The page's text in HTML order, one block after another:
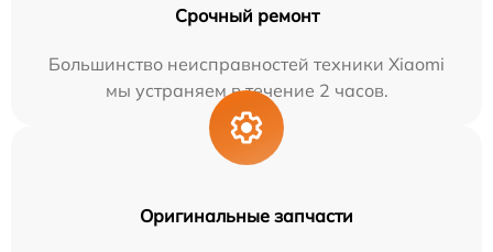
Срочный ремонт
Большинство неисправностей техники Xiaomi
мы устраняем в течение 2 часов.
Оригинальные запчасти